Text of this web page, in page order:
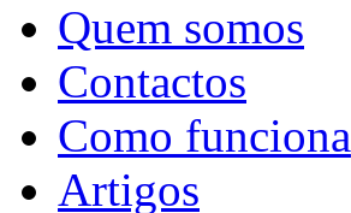
Quem somos
Contactos
Como funciona
Artigos